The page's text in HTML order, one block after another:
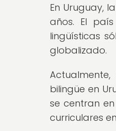
En Uruguay,
años. El
lingüísticas
globalizado.
bilingüe en
se centran
curriculares